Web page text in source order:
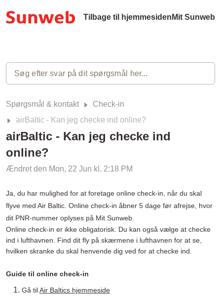
Tilbage til hjemmesiden Mit Sunweb
Spørgsmål & kontakt
Check-in
airBaltic - Kan jeg checke ind online?
airBaltic - Kan jeg checke ind
online?
Ændret den Mon, 22 Jun kl. 2:18 PM
Ja, du har mulighed for at foretage online check-in, når du skal
flyve med Air Baltic. Online check-in åbner 5 dage før afrejse, hvor
dit PNR-nummer oplyses på Mit Sunweb.
Online check-in er ikke obligatorisk. Du kan også vælge at checke
ind i lufthavnen. Find dit fly på skærmene i lufthavnen for at se,
hvilken skranke du skal henvende dig ved for at checke ind.
Guide til online check-in
Gå tilAir Baltics hjemmeside